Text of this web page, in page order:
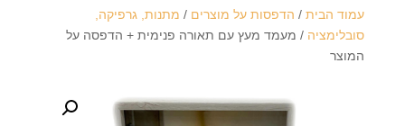
עמוד הבית/ הדפסות על מוצרים / מתנות, גרפיקה,
סובלימציה / מעמד מעץ עם תאורה פנימית + הדפסה על
המוצר